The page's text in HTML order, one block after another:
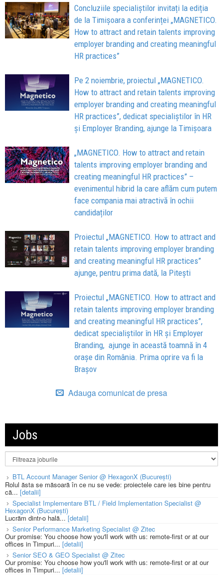
Concluziile specialiștilor invitați la ediția
de la Timișoara a conferinței „MAGNETICO.
How to attract and retain talents improving
employer branding and creating meaningful
HR practices”
Pe 2 noiembrie, proiectul „MAGNETICO.
How to attract and retain talents improving
employer branding and creating meaningful
HR practices”, dedicat specialiștilor în HR
și Employer Branding, ajunge la Timișoara
„MAGNETICO. How to attract and retain
talents improving employer branding and
creating meaningful HR practices” –
evenimentul hibrid la care aflăm cum putem
face compania mai atractivă în ochii
candidaților
Proiectul „MAGNETICO. How to attract and
retain talents improving employer branding
and creating meaningful HR practices”
ajunge, pentru prima dată, la Pitești
Proiectul „MAGNETICO. How to attract and
retain talents improving employer branding
and creating meaningful HR practices”,
dedicat specialiștilor în HR și Employer
Branding, ajunge în această toamnă în 4
orașe din România. Prima oprire va fi la
Brașov
Adauga comunicat de presa
Jobs
BTL Account Manager Senior @ HexagonX (București)
Rolul ăsta se măsoară în ce nu se vede: proiectele care ies bine pentru
că... [detalii]
Specialist Implementare BTL / Field Implementation Specialist @
HexagonX (București)
Lucrăm dintr-o hală...[detalii]
Senior Performance Marketing Specialist @ Zitec
Our promise: You choose how you'll work with us: remote-first or at our
offices in Timpuri... [detalii]
Senior SEO & GEO Specialist @ Zitec
Our promise: You choose how you'll work with us: remote-first or at our
offices in Timpuri... [detalii]